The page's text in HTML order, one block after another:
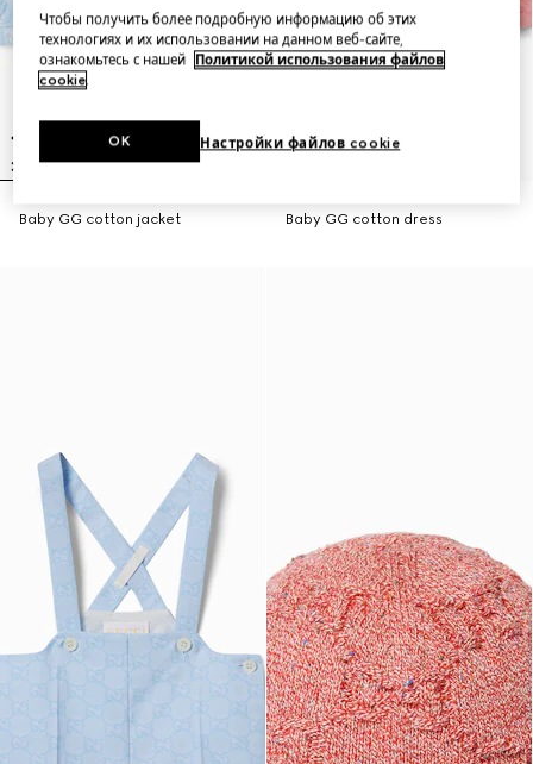
Baby GG cotton jacket Baby GG cotton dress
Чтобы получить более подробную информацию об этих
технологиях и их использовании на данном веб-сайте,
ознакомьтесь с нашей
Политикой использования файлов
cookie.
Настройки файлов cookie
OK